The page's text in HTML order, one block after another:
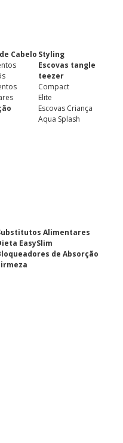
Cabelo Styling
Escovas tangle
teezer
Compact
Elite
Escovas Criança
Aqua Splash
Alimentares
EasySlim
de Absorção